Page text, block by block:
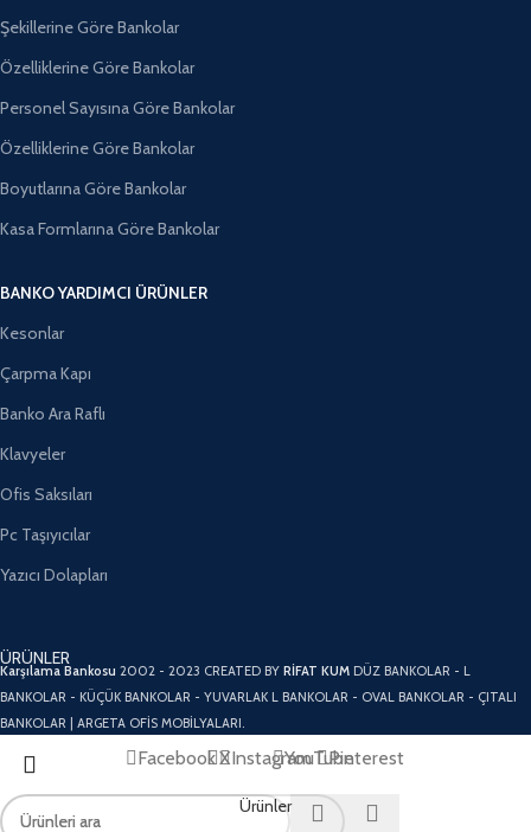
Şekillerine Göre Bankolar
Özelliklerine Göre Bankolar
Personel Sayısına Göre Bankolar
Özelliklerine Göre Bankolar
Boyutlarına Göre Bankolar
Kasa Formlarına Göre Bankolar
BANKO YARDIMCI ÜRÜNLER
Kesonlar
Çarpma Kapı
Banko Ara Raflı
Klavyeler
Ofis Saksıları
Pc Taşıyıcılar
Yazıcı Dolapları
ÜRÜNLER
Karşılama Bankosu 2002 - 2023 CREATED BY RİFAT KUM DÜZ BANKOLAR - L
BANKOLAR - KÜÇÜK BANKOLAR - YUVARLAK L BANKOLAR - OVAL BANKOLAR - ÇITALI
BANKOLAR | ARGETA OFİS MOBİLYALARI.
FacebookXInstagramYouTubePinterest
Ürünler